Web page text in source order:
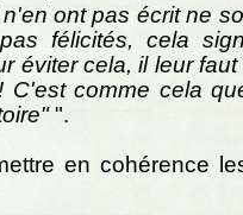
ont pas écrit ne
félicités, cela
éviter cela, il leur
C'est comme cela
".
en cohérence